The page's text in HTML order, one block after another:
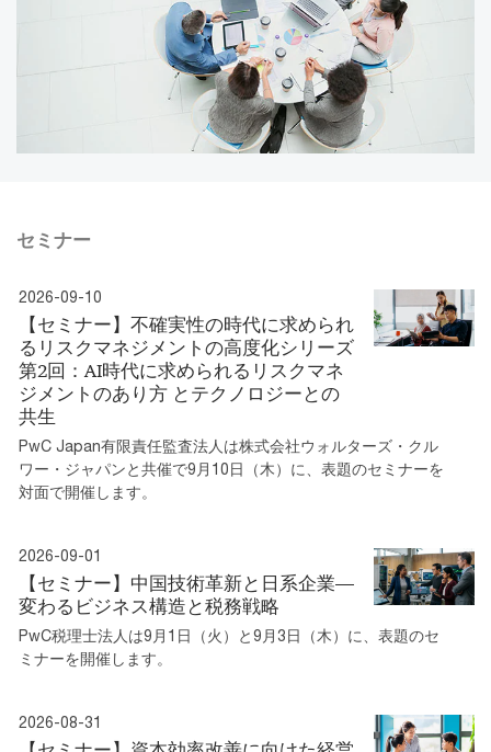
セミナー
2026-09-10
【セミナー】不確実性の時代に求められ
るリスクマネジメントの高度化シリーズ
第2回：AI時代に求められるリスクマネ
ジメントのあり方 とテクノロジーとの
共生
PwC Japan有限責任監査法人は株式会社ウォルターズ・クル
ワー・ジャパンと共催で9月10日（木）に、表題のセミナーを
対面で開催します。
2026-09-01
【セミナー】中国技術革新と日系企業—
変わるビジネス構造と税務戦略
PwC税理士法人は9月1日（火）と9月3日（木）に、表題のセ
ミナーを開催します。
2026-08-31